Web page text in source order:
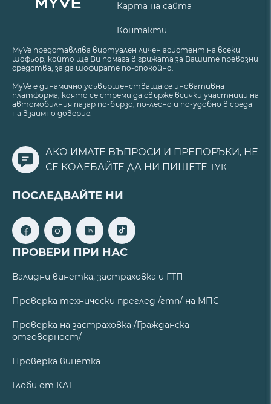
Карта на сайта
Контакти
MyVe представлява виртуален личен асистент на всеки
шофьор, който ще Ви помага в грижата за Вашите превозни
средства, за да шофирате по-спокойно.
MyVe е динамично усъвършенстваща се иновативна
платформа, която се стреми да свърже всички участници на
автомобилния пазар по-бързо, по-лесно и по-удобно в среда
на взаимно доверие.
АКО ИМАТЕ ВЪПРОСИ И ПРЕПОРЪКИ, НЕ
СЕ КОЛЕБАЙТЕ ДА НИ ПИШЕТЕ ТУК
ПОСЛЕДВАЙТЕ НИ
ПРОВЕРИ ПРИ НАС
Валидни винетка, застраховка и ГТП
Проверка технически преглед /гтп/ на МПС
Проверка на застраховка /Гражданска
отговорност/
Проверка винетка
Глоби от КАТ